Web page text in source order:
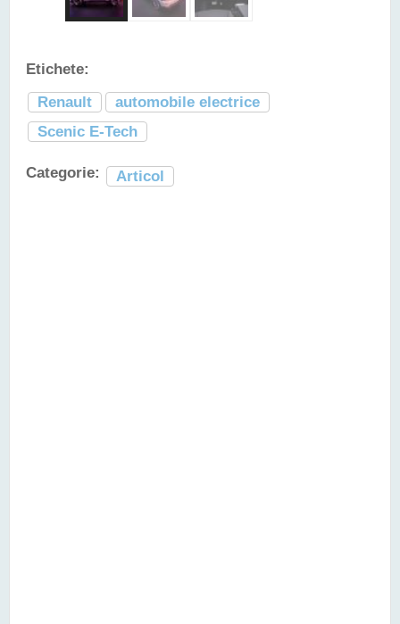
Etichete:
Renault
automobile electrice
Scenic E-Tech
Categorie: Articol